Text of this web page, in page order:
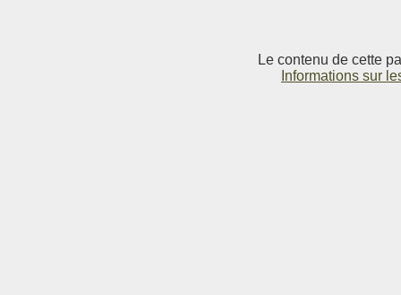
Le contenu de cette
Informations sur